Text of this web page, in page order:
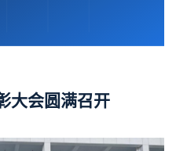
大会圆满召开